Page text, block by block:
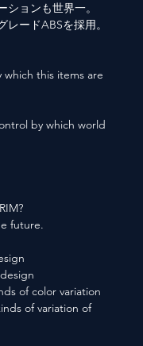
ョンも世界一。
ードABSを採用。
this items are
by which world
future.
of color variation
of variation of